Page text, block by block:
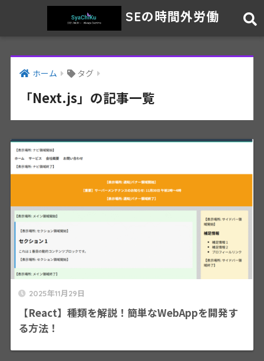
SEの時間外労働
ホーム タグ
「Next.js」の記事一覧
2025年11月29日
【React】種類を解説！簡単なWebAppを開発す
る方法！